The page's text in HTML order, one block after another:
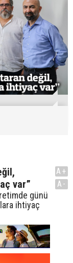
var”
günü
ihtiyaç
A+
A-